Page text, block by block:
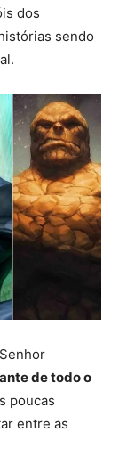
dos
sendo
de todo o
poucas
entre as